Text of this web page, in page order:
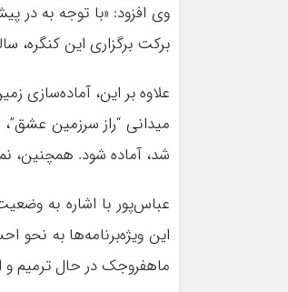
وی افزود: «با توجه به در
برکت برگزاری این کنگره،
علاوه بر این، آماده‌سازی
شد، آماده شود. همچنین،
عباس‌پور با اشاره به
این ویژه‌برنامه‌ها به نحو
ماهفروجک در حال ترمیم